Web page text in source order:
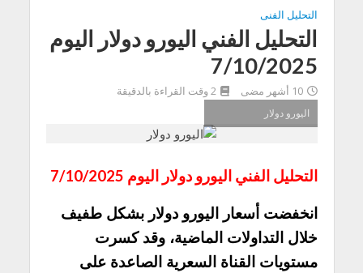
التحليل الفنى
التحليل الفني اليورو دولار اليوم
7/10/2025
10 أشهر مضى
2 وقت القراءة بالدقيقة
اليورو دولار
التحليل الفني اليورو دولار اليوم 7/10/2025
انخفضت أسعار اليورو دولار بشكل طفيف
خلال التداولات الماضية، وقد كسرت
مستويات القناة السعرية الصاعدة على